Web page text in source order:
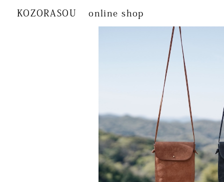
KOZORASOU online shop
こぞらのおやつ
文具
籠